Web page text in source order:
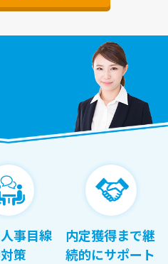
事目線
策
内定獲得まで継
続的にサポート